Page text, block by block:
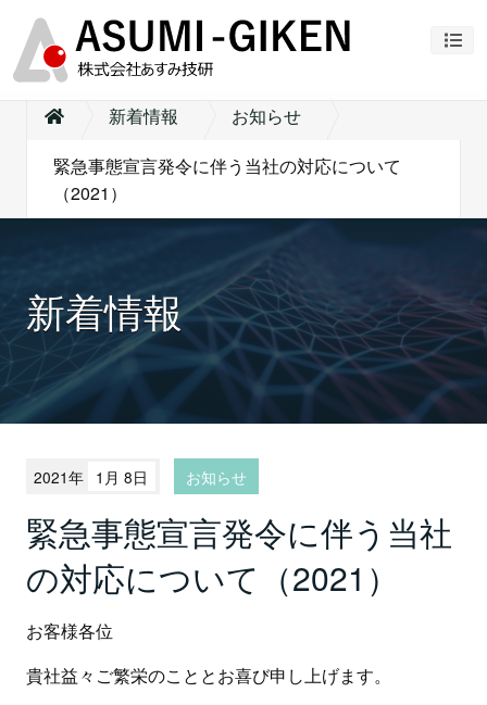
ナビ
新着情報
お知らせ
緊急事態宣言発令に伴う当社の対応について
（2021）
新着情報
2021年 1月 8日 お知らせ
緊急事態宣言発令に伴う当社
の対応について（2021）
お客様各位
貴社益々ご繁栄のこととお喜び申し上げます。